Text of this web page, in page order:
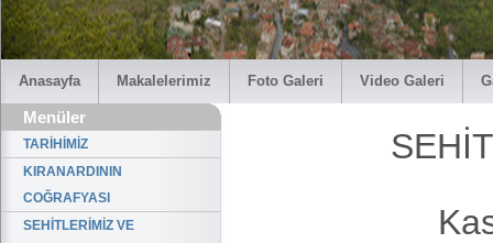
Anasayfa Makalelerimiz Foto Galeri Video Galeri
Menüler
TARİHİMİZ
KIRANARDININ
COĞRAFYASI
SEHİTLERİMİZ VE